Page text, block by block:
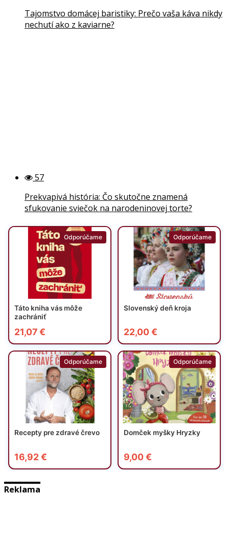
Tajomstvo domácej baristiky: Prečo vaša káva nikdy
nechutí ako z kaviarne?
57
Prekvapivá história: Čo skutočne znamená
sfukovanie sviečok na narodeninovej torte?
Reklama